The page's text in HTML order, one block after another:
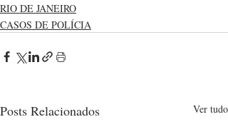
RIO DE JANEIRO
CASOS DE POLÍCIA
Posts Relacionados Ver tudo